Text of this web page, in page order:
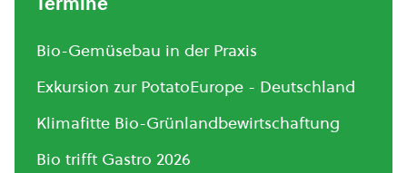
Bio-Gemüsebau in der Praxis
Exkursion zur PotatoEurope - Deutschland
Klimafitte Bio-Grünlandbewirtschaftung
Bio trifft Gastro 2026